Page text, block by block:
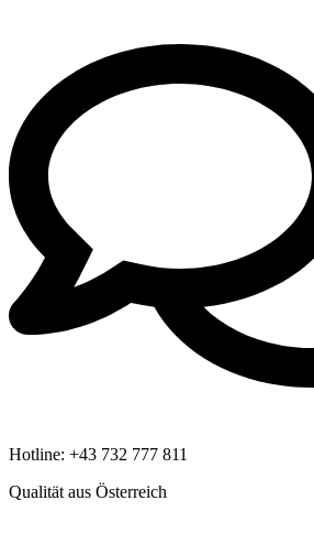
Hotline: +43 732 777 811
Qualität aus Österreich